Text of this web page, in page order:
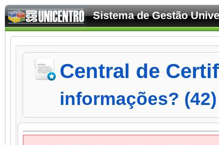
Sistema de Gestão
Central de
informações?